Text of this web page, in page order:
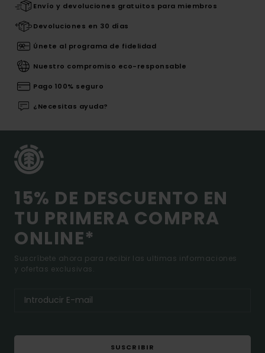
Envío y devoluciones gratuitos para miembros
Devoluciones en 30 días
Únete al programa de fidelidad
Nuestro compromiso eco-responsable
Pago 100% seguro
¿Necesitas ayuda?
15% DE DESCUENTO EN
TU PRIMERA COMPRA
ONLINE*
Suscríbete ahora para recibir las ultimas informaciones
y ofertas exclusivas.
SUSCRIBIR